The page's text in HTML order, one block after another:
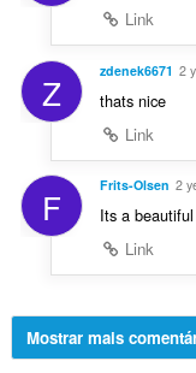
Link
Z zdenek6671 2
thats nice
Link
F Frits-Olsen 2
Its a
Link
Mostrar mais